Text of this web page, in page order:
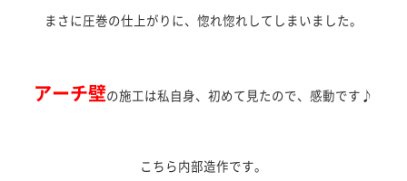
まさに圧巻の仕上がりに、惚れ惚れしてしまいました。
アーチ壁の施工は私自身、初めて見たので、感動です♪
こちら内部造作です。